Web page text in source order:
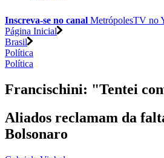
Inscreva-se no canal MetrópolesTV no
Página Inicial
Brasil
Política
Política
Francischini: "Tentei
Aliados reclamam da
Bolsonaro